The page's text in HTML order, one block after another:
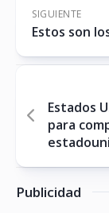
SIGUIENTE
Estos son
Estados
para
Publicidad